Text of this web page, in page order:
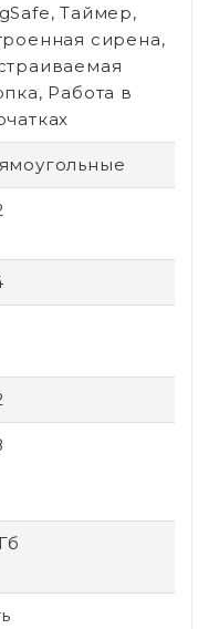
Таймер,
сирена,
Работа в